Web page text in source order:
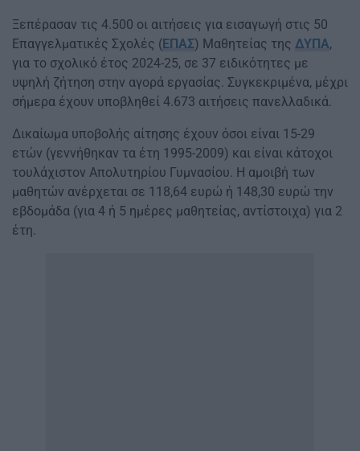
Ξεπέρασαν τις 4.500 οι αιτήσεις για εισαγωγή στις 50
Επαγγελματικές Σχολές (ΕΠΑΣ) Μαθητείας της ΔΥΠΑ,
για το σχολικό έτος 2024-25, σε 37 ειδικότητες με
υψηλή ζήτηση στην αγορά εργασίας. Συγκεκριμένα, μέχρι
σήμερα έχουν υποβληθεί 4.673 αιτήσεις πανελλαδικά.
Δικαίωμα υποβολής αίτησης έχουν όσοι είναι 15-29
ετών (γεννήθηκαν τα έτη 1995-2009) και είναι κάτοχοι
τουλάχιστον Απολυτηρίου Γυμνασίου. Η αμοιβή των
μαθητών ανέρχεται σε 118,64 ευρώ ή 148,30 ευρώ την
εβδομάδα (για 4 ή 5 ημέρες μαθητείας, αντίστοιχα) για 2
έτη.